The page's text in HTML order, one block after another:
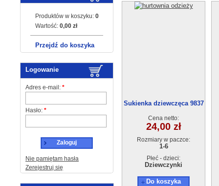
Produktów w koszyku: 0
Wartość: 0,00 zł
Przejdź do koszyka
Logowanie
Adres e-mail: *
Hasło: *
Zaloguj
Nie pamiętam hasła
Zerejestruj się
Sukienka dziewczęca 9837
Cena netto:
24,00 zł
Rozmiary w paczce:
1-6
Płeć - dzieci:
Dziewczynki
Do koszyka